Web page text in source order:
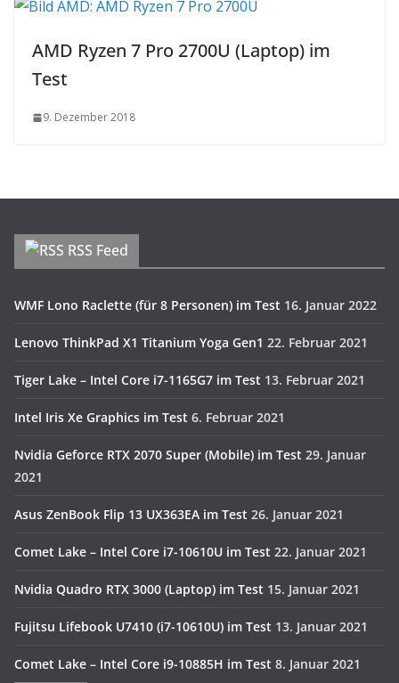
AMD Ryzen 7 Pro 2700U (Laptop) im
Test
9. Dezember 2018
RSS Feed
WMF Lono Raclette (für 8 Personen) im Test 16. Januar 2022
Lenovo ThinkPad X1 Titanium Yoga Gen1 22. Februar 2021
Tiger Lake – Intel Core i7-1165G7 im Test 13. Februar 2021
Intel Iris Xe Graphics im Test 6. Februar 2021
Nvidia Geforce RTX 2070 Super (Mobile) im Test 29. Januar
2021
Asus ZenBook Flip 13 UX363EA im Test 26. Januar 2021
Comet Lake – Intel Core i7-10610U im Test 22. Januar 2021
Nvidia Quadro RTX 3000 (Laptop) im Test 15. Januar 2021
Fujitsu Lifebook U7410 (i7-10610U) im Test 13. Januar 2021
Comet Lake – Intel Core i9-10885H im Test 8. Januar 2021